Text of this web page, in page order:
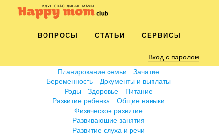
ВОПРОСЫ СТАТЬИ СЕРВИСЫ
Вход с паролем
Планирование семьи
Зачатие
Беременность
Документы и выплаты
Роды
Здоровье
Питание
Развитие ребенка
Общие навыки
Физическое развитие
Развивающие занятия
Развитие слуха и речи